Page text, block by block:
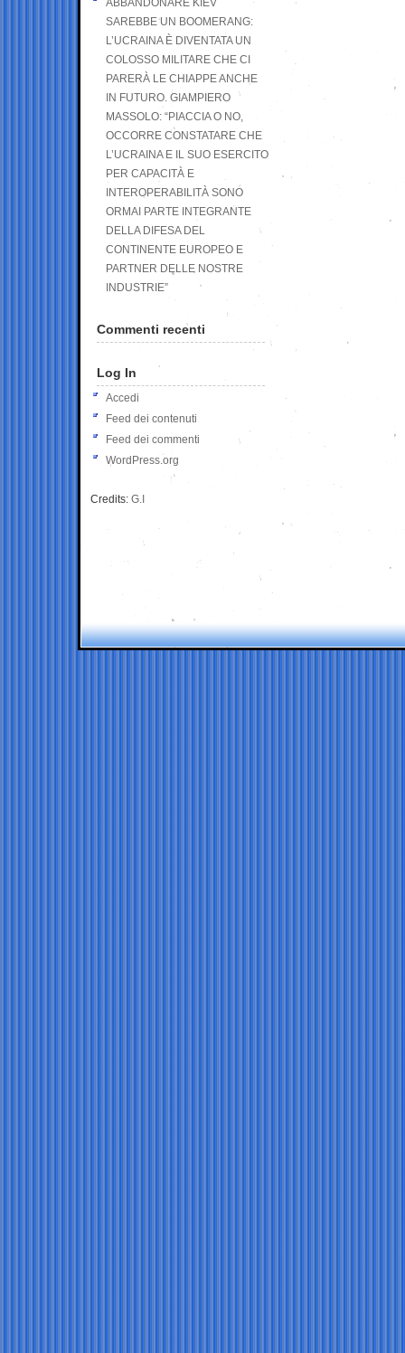
ABBANDONARE KIEV
SAREBBE UN BOOMERANG:
L’UCRAINA È DIVENTATA UN
COLOSSO MILITARE CHE CI
PARERÀ LE CHIAPPE ANCHE
IN FUTURO. GIAMPIERO
MASSOLO: “PIACCIA O NO,
OCCORRE CONSTATARE CHE
L’UCRAINA E IL SUO ESERCITO
PER CAPACITÀ E
INTEROPERABILITÀ SONO
ORMAI PARTE INTEGRANTE
DELLA DIFESA DEL
CONTINENTE EUROPEO E
PARTNER DELLE NOSTRE
INDUSTRIE”
Commenti recenti
Log In
Accedi
Feed dei contenuti
Feed dei commenti
WordPress.org
Credits: G.I